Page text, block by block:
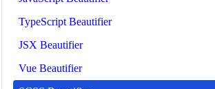
TypeScript Beautifier
JSX Beautifier
Vue Beautifier